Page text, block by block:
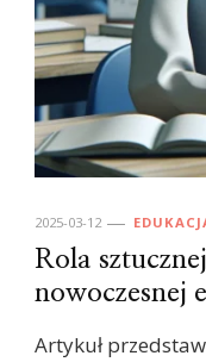
2025-03-12
Rola
nowoczesnej
Artykuł